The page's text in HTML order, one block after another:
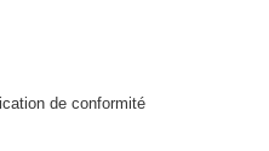
de conformité